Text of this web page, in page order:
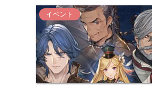
イベント